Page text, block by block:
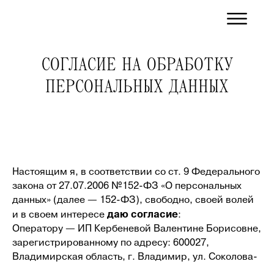
СОГЛАСИЕ НА ОБРАБОТКУ
ПЕРСОНАЛЬНЫХ ДАННЫХ
Настоящим я, в соответствии со ст. 9 Федерального
закона от 27.07.2006 №152-ФЗ «О персональных
данных» (далее — 152-ФЗ), свободно, своей волей
и в своем интересе даю согласие:
Оператору — ИП Кербеневой Валентине Борисовне,
зарегистрированному по адресу: 600027,
Владимирская область, г. Владимир, ул. Соколова-